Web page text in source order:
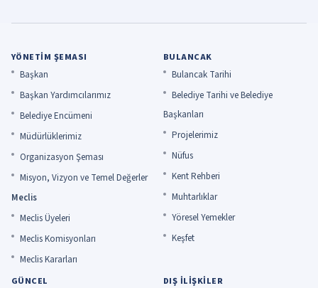
YÖNETIM ŞEMASI
Başkan
Başkan Yardımcılarımız
Belediye Encümeni
Müdürlüklerimiz
Organizasyon Şeması
Misyon, Vizyon ve Temel Değerler
Meclis
Meclis Üyeleri
Meclis Komisyonları
Meclis Kararları
BULANCAK
Bulancak Tarihi
Belediye Tarihi ve Belediye
Başkanları
Projelerimiz
Nüfus
Kent Rehberi
Muhtarlıklar
Yöresel Yemekler
Keşfet
GÜNCEL
DIŞ İLIŞKILER